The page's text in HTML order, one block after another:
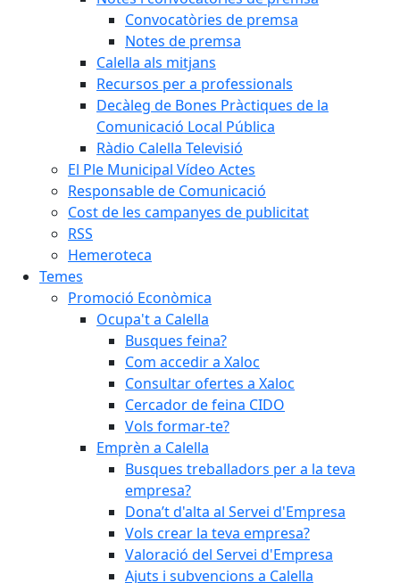
Convocatòries de premsa
Notes de premsa
Calella als mitjans
Recursos per a professionals
Decàleg de Bones Pràctiques de la
Comunicació Local Pública
Ràdio Calella Televisió
El Ple Municipal Vídeo Actes
Responsable de Comunicació
Cost de les campanyes de publicitat
RSS
Hemeroteca
Temes
Promoció Econòmica
Ocupa't a Calella
Busques feina?
Com accedir a Xaloc
Consultar ofertes a Xaloc
Cercador de feina CIDO
Vols formar-te?
Emprèn a Calella
Busques treballadors per a la teva
empresa?
Dona’t d'alta al Servei d'Empresa
Vols crear la teva empresa?
Valoració del Servei d'Empresa
Ajuts i subvencions a Calella